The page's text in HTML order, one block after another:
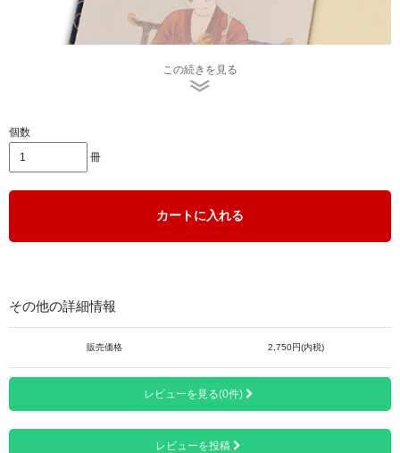
※上画像は「紫色」の写真ですが、内容・デザインなどは
同じとなっております。
「高野山奥の院」と四国八十八ヶ所第1番「霊山寺」から第
88番「大窪寺」までの88ヶ寺を合わせて89ヶ寺分のご本
尊・ご真言・ご詠歌と、各お寺の線描画が描かれたご朱印
この続きを見る
個数
冊
カートに入れる
その他の詳細情報
販売価格 2,750円(内税)
レビューを見る(0件)
レビューを投稿